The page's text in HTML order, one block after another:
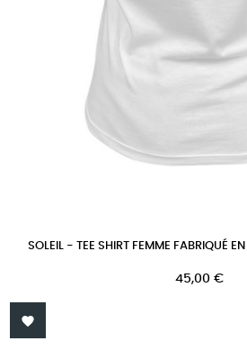
SOLEIL - TEE SHIRT FEMME FABRIQUÉ
Prix
45,00 €
